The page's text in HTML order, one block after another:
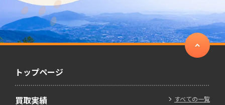
トップページ
すべての一覧
買取実績